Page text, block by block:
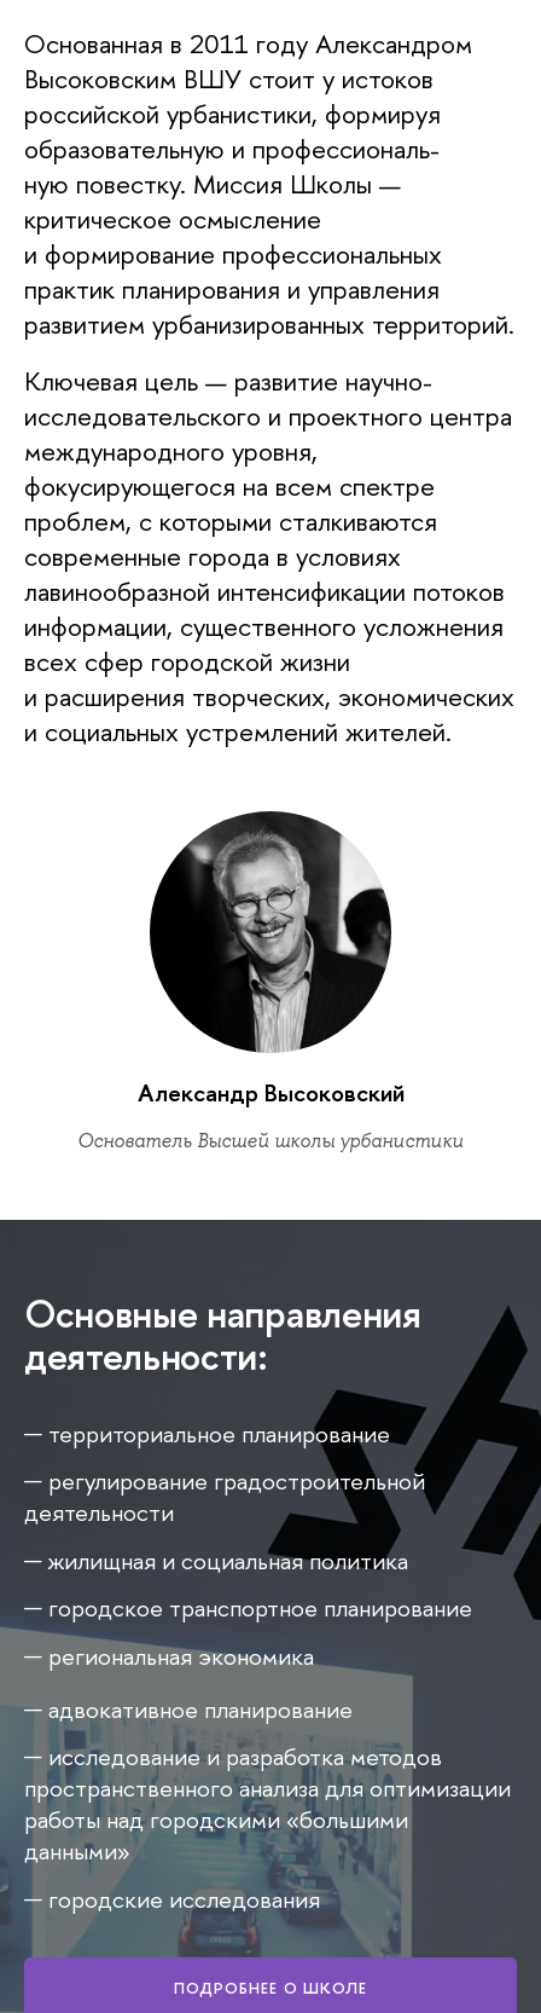
Основанная в 2011 году Александром
Высоковским ВШУ стоит у истоков
российской урбанистики, формируя
образовательную и про­фес­си­ональ­
ную повестку. Миссия Школы —
критическое осмысление
и формирование профессиональных
практик планирования и управления
развитием урбанизированных территорий.
Ключевая цель — развитие научно-
исследовательского и проектного центра
международного уровня,
фокусирующегося на всем спектре
проблем, с которыми сталкиваются
современные города в условиях
лавинообразной интенсификации потоков
информации, существенного усложнения
всех сфер городской жизни
и расширения творческих, экономических
и социальных устремлений жителей.
Александр Высоковский
Основатель Высшей школы урбанистики
Основные направления
деятельности:
территориальное планирование
регулирование градостроительной
деятельности
жилищная и социальная политика
городское транспортное планирование
региональная экономика
адвокативное планирование
исследование и разработка методов
пространственного анализа для оптимизации
работы над городскими «большими
данными»
городские исследования
ПОДРОБНЕЕ О ШКОЛЕ